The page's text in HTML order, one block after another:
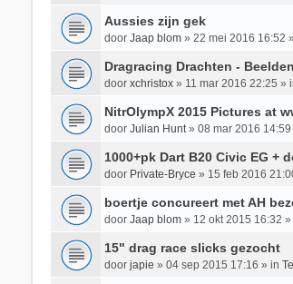
Aussies zijn gek
door Jaap blom» 22 mei 2016 16:52
Dragracing Drachten -
door xchristox» 11 mar 2016 22:25 »
NitrOlympX 2015 Pictures at
door Julian Hunt» 08 mar 2016 14:59
1000+pk Dart B20 Civic EG +
door Private-Bryce » 15 feb 2016
boertje concureert met AH
door Jaap blom» 12 okt 2015 16:32 »
15" drag race slicks gezocht
door japie » 04 sep 2015 17:16 » in